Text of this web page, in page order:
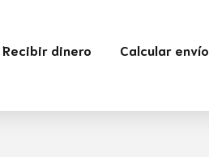
Recibir dinero Calcular envío